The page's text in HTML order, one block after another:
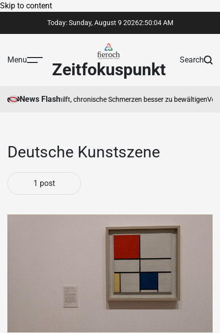
Skip to content
Today: Sunday, August 9 20262:50:04 AM
Menu Zeitfokuspunkt Search
News Flash
Ihnen hilft, chronische Schmerzen besser zu bewältigen
Deutsche Kunstszene
1 post